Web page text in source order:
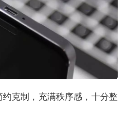
克制，充满秩序感，十分整